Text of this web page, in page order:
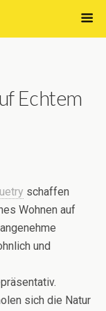
Echtem
schaffen
Wohnen auf
und
sich die ‪Natur‬